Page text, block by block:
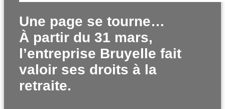
Une page se tourne…
À partir du 31 mars,
l’entreprise Bruyelle fait
valoir ses droits à la
retraite.